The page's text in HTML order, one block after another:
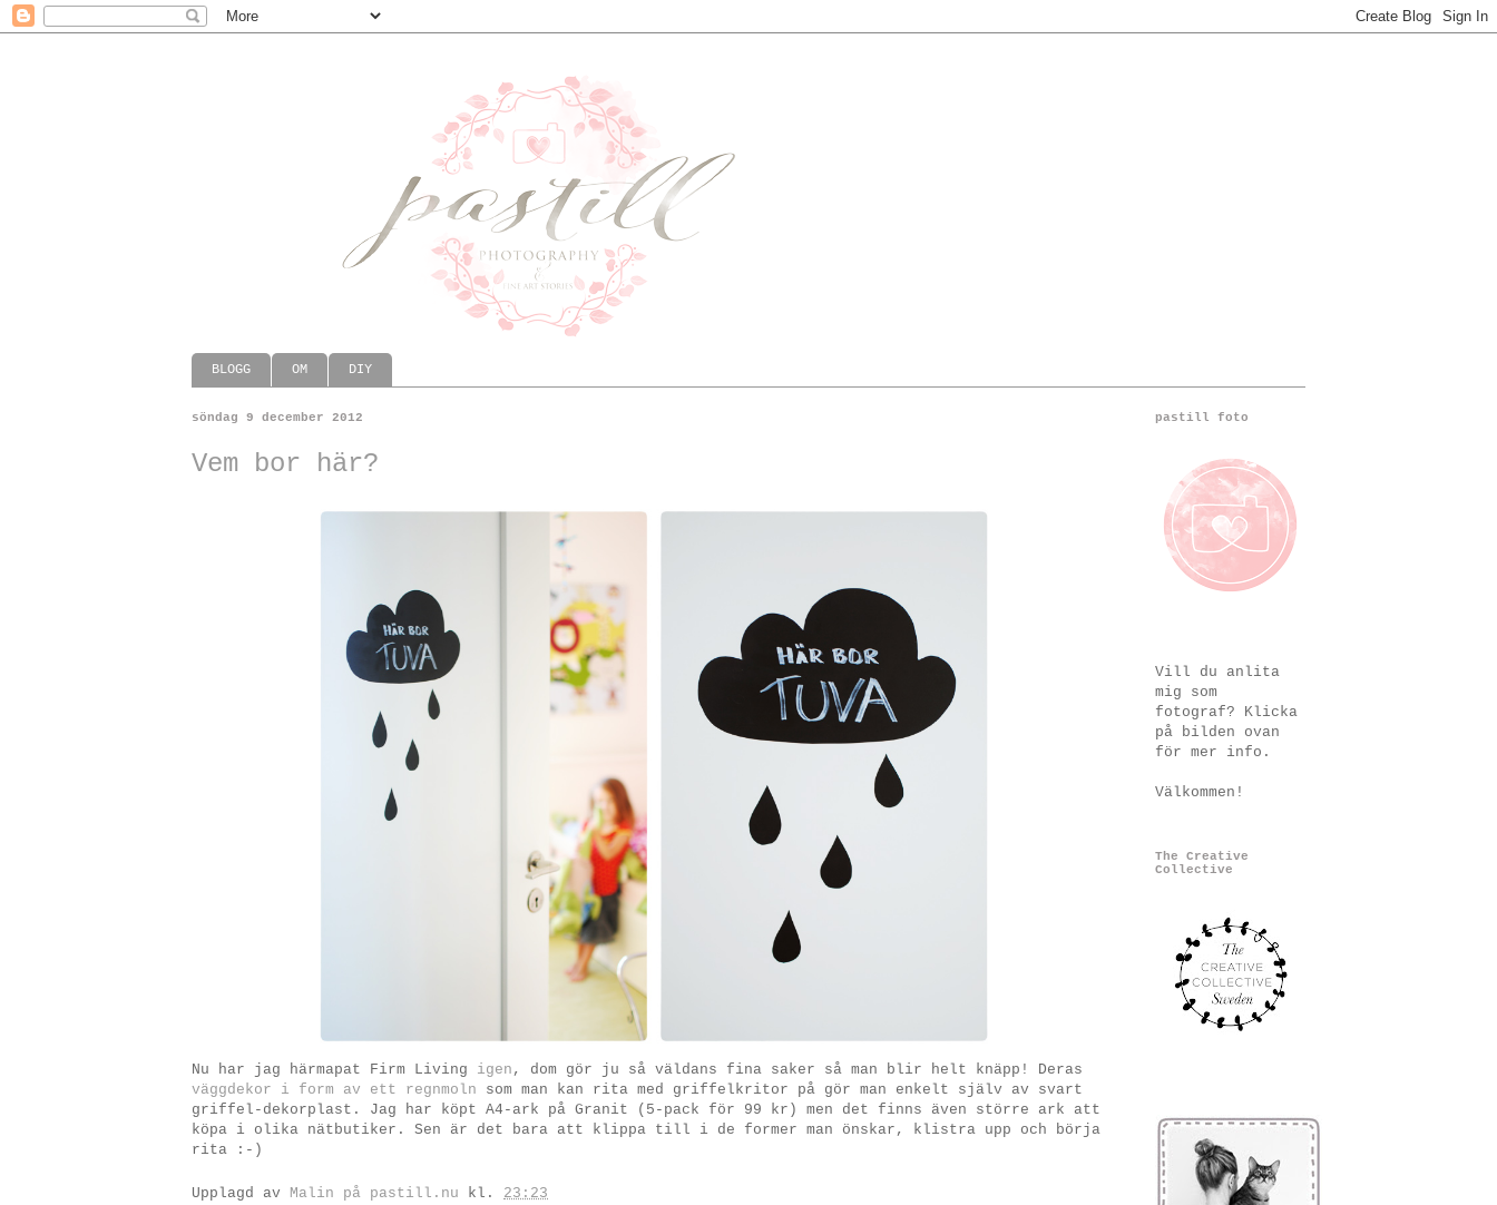
BLOGG OM DIY
söndag 9 december 2012
Vem bor här?
Nu har jag härmapat Firm Living igen , dom gör ju så väldans fina saker så man blir helt knäpp! Deras
väggdekor i form av ett regnmoln som man kan rita med griffelkritor på gör man enkelt själv av svart
griffel-dekorplast. Jag har köpt A4-ark på Granit (5-pack för 99 kr) men det finns även större ark att
köpa i olika nätbutiker. Sen är det bara att klippa till i de former man önskar, klistra upp och börja
rita :-)
Upplagd av Malin på pastill.nu kl. 23:23
pastill foto
Vill du anlita
mig som
fotograf? Klicka
på bilden ovan
för mer info.
Välkommen!
The Creative
Collective